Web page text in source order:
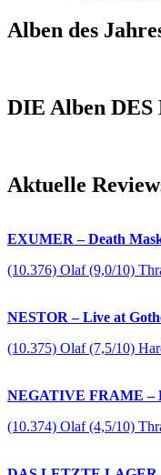
Alben des
DIE Alben DES
Aktuelle
EXUMER – Death
(10.376) Olaf (9,0/10)
NESTOR – Live at
(10.375) Olaf (7,5/10)
NEGATIVE FRAME –
(10.374) Olaf (4,5/10)